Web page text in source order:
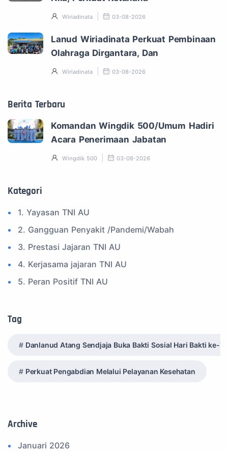
Wiriadinata 03-08-2026
Lanud Wiriadinata Perkuat Pembinaan
Olahraga Dirgantara, Dan
Wiriadinata 03-08-2026
Berita Terbaru
Komandan Wingdik 500/Umum Hadiri
Acara Penerimaan Jabatan
Wingdik 500 03-08-2026
Kategori
1. Yayasan TNI AU
2. Gangguan Penyakit /Pandemi/Wabah
3. Prestasi Jajaran TNI AU
4. Kerjasama jajaran TNI AU
5. Peran Positif TNI AU
7. Spam Bukan Berita TNI
9. Tni au
10. Masalah anggota TNI AU
13. Satuan Karya Dirgantara - Pramuka
Tag
Danlanud Atang Sendjaja Buka Bakti Sosial Hari Bakti ke-
Perkuat Pengabdian Melalui Pelayanan Kesehatan
Archive
Januari 2026